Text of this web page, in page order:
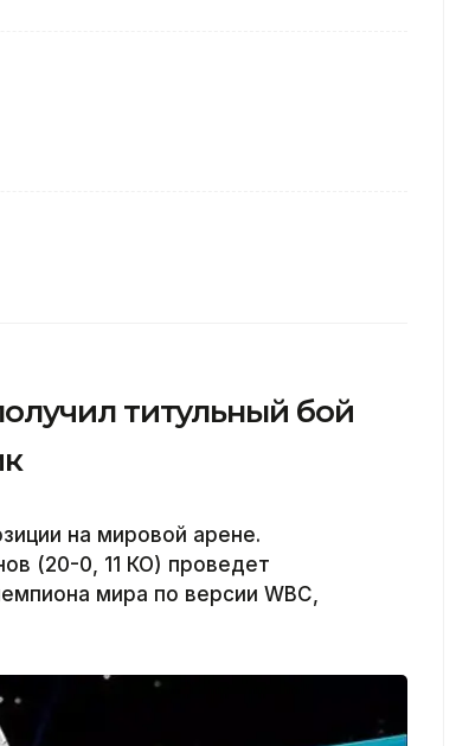
титульный бой
на мировой арене.
(20-0, 11 КО) проведет
мира по версии WBC,